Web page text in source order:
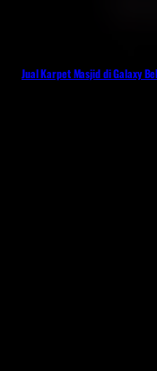
Jual Karpet Masjid di Galaxy